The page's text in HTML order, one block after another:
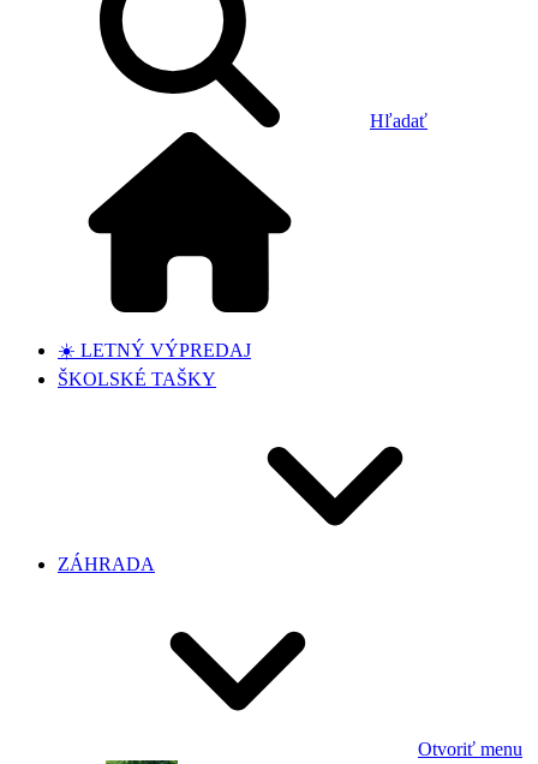
Hľadať
☀️ LETNÝ VÝPREDAJ
ŠKOLSKÉ TAŠKY
ZÁHRADA
Otvoriť menu